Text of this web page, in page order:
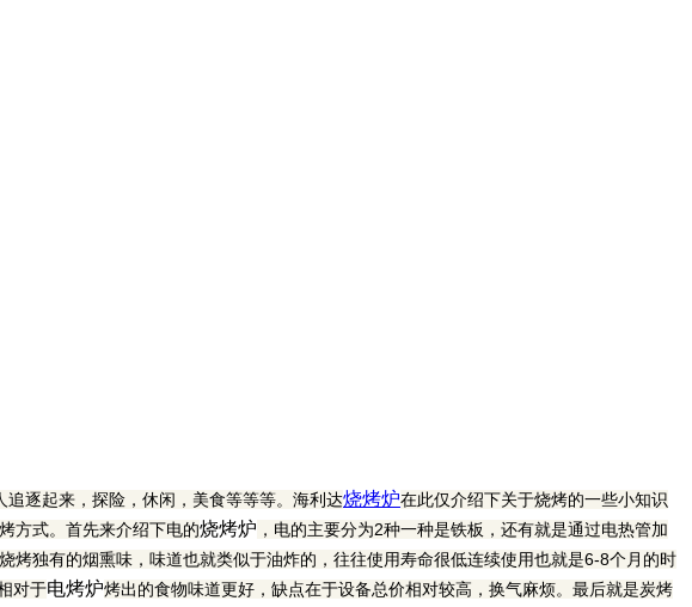
逐起来，探险，休闲，美食等等等。海利达烧烤炉在此仅介绍下关于烧烤的一些小知识
方式。首先来介绍下电的烧烤炉 ，电的主要分为2种一种是铁板，还有就是通过电热管加
独有的烟熏味，味道也就类似于油炸的，往往使用寿命很低连续使用也就是6-8个月的时
对于电烤炉烤出的食物味道更好，缺点在于设备总价相对较高，换气麻烦。最后就是炭烤